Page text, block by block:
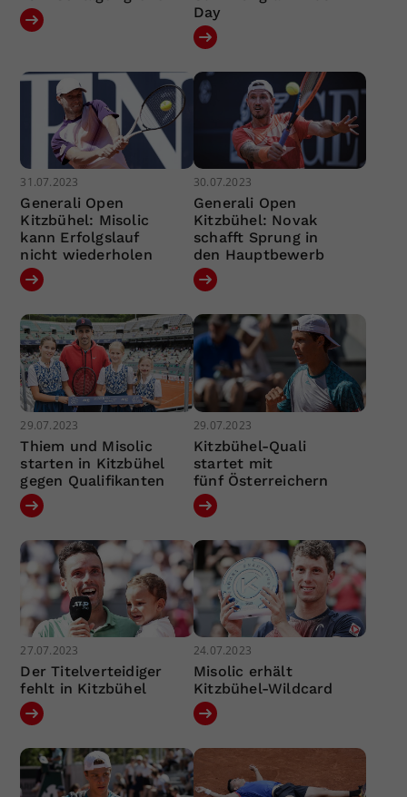
Day
31.07.2023
Generali Open
Kitzbühel: Misolic
kann Erfolgslauf
nicht wiederholen
30.07.2023
Generali Open
Kitzbühel: Novak
schafft Sprung in
den Hauptbewerb
29.07.2023
Thiem und Misolic
starten in Kitzbühel
gegen Qualifikanten
29.07.2023
Kitzbühel-Quali
startet mit
fünf Österreichern
27.07.2023
Der Titelverteidiger
fehlt in Kitzbühel
24.07.2023
Misolic erhält
Kitzbühel-Wildcard